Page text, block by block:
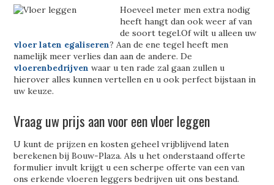
Hoeveel meter men extra nodig
heeft hangt dan ook weer af van
de soort tegel.Of wilt u alleen uw
vloer laten egaliseren? Aan de ene tegel heeft men
namelijk meer verlies dan aan de andere. De
vloerenbedrijven waar u ten rade zal gaan zullen u
hierover alles kunnen vertellen en u ook perfect bijstaan in
uw keuze.
Vraag uw prijs aan voor een vloer leggen
U kunt de prijzen en kosten geheel vrijblijvend laten
berekenen bij Bouw-Plaza. Als u het onderstaand offerte
formulier invult krijgt u een scherpe offerte van een van
ons erkende vloeren leggers bedrijven uit ons bestand.